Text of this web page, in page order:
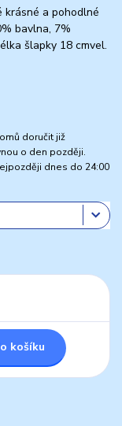
krásné a pohodlné
bavlna, 7%
šlapky 18 cmvel.
doručit již
o den později.
dnes do 24:00
košíku